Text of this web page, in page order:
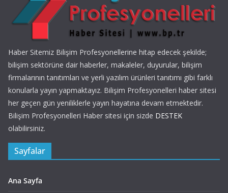
Haber Sitemiz Bilişim Profesyonellerine hitap edecek şekilde;
bilişim sektörüne dair haberler, makaleler, duyurular, bilişim
firmalarının tanıtımları ve yerli yazılım ürünleri tanıtımı gibi farklı
konularla yayın yapmaktayız. Bilişim Profesyonelleri haber sitesi
her geçen gün yeniliklerle yayın hayatına devam etmektedir.
Bilişim Profesyonelleri Haber sitesi için sizde DESTEK
olabilirsiniz.
Sayfalar
Ana Sayfa